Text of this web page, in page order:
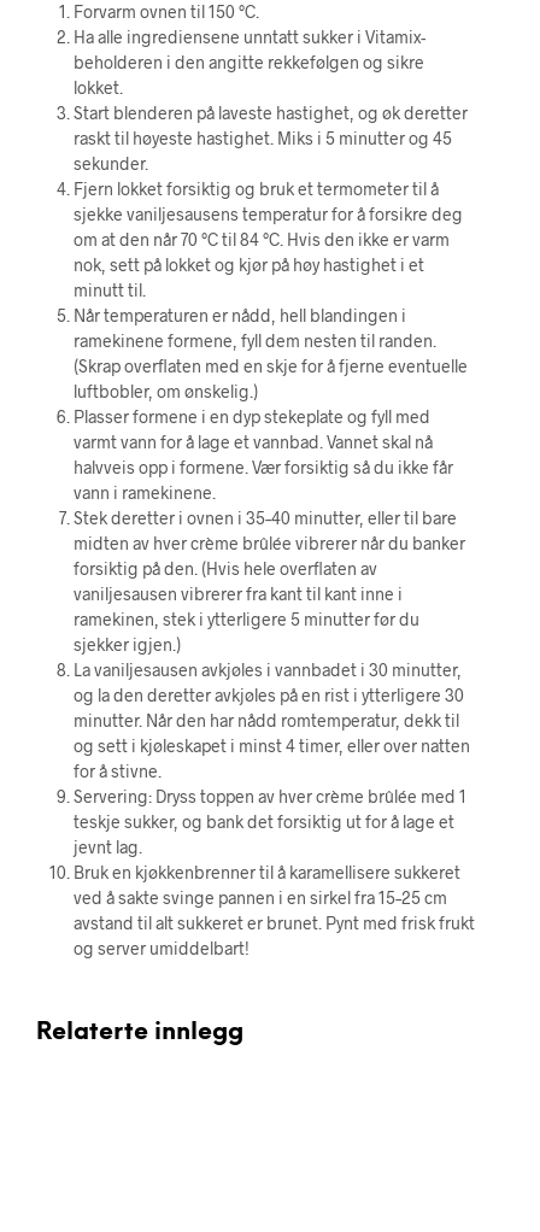
Forvarm ovnen til 150 °C.
Ha alle ingrediensene unntatt sukker i Vitamix-
beholderen i den angitte rekkefølgen og sikre
lokket.
Start blenderen på laveste hastighet, og øk deretter
raskt til høyeste hastighet. Miks i 5 minutter og 45
sekunder.
Fjern lokket forsiktig og bruk et termometer til å
sjekke vaniljesausens temperatur for å forsikre deg
om at den når 70 °C til 84 °C. Hvis den ikke er varm
nok, sett på lokket og kjør på høy hastighet i et
minutt til.
Når temperaturen er nådd, hell blandingen i
ramekinene formene, fyll dem nesten til randen.
(Skrap overflaten med en skje for å fjerne eventuelle
luftbobler, om ønskelig.)
Plasser formene i en dyp stekeplate og fyll med
varmt vann for å lage et vannbad. Vannet skal nå
halvveis opp i formene. Vær forsiktig så du ikke får
vann i ramekinene.
Stek deretter i ovnen i 35–40 minutter, eller til bare
midten av hver crème brûlée vibrerer når du banker
forsiktig på den. (Hvis hele overflaten av
vaniljesausen vibrerer fra kant til kant inne i
ramekinen, stek i ytterligere 5 minutter før du
sjekker igjen.)
La vaniljesausen avkjøles i vannbadet i 30 minutter,
og la den deretter avkjøles på en rist i ytterligere 30
minutter. Når den har nådd romtemperatur, dekk til
og sett i kjøleskapet i minst 4 timer, eller over natten
for å stivne.
Servering: Dryss toppen av hver crème brûlée med 1
teskje sukker, og bank det forsiktig ut for å lage et
jevnt lag.
Bruk en kjøkkenbrenner til å karamellisere sukkeret
ved å sakte svinge pannen i en sirkel fra 15–25 cm
avstand til alt sukkeret er brunet. Pynt med frisk frukt
og server umiddelbart!
Relaterte innlegg